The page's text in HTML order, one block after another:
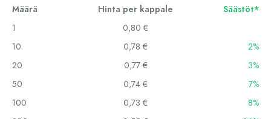
Määrä Hinta per kappale
Säästöt*
1
0,80 €
10
0,78 €
2%
20
0,77 €
3%
50
0,74 €
7%
100
0,73 €
8%